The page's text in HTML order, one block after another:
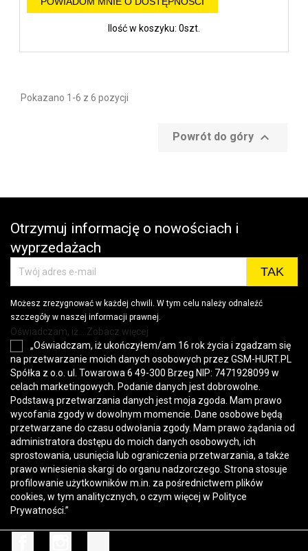
Ilość w koszyku: 0szt.
Pokazano 1-6 z 6 pozycji
Powrót do góry 
Otrzymuj informację o nowościach i
wyprzedażach
Możesz zrezygnować w każdej chwili. W tym celu należy odnaleźć
szczegóły w naszej informacji prawnej.
Oświadczam, iż... Zobacz więcej
„Oświadczam, iż ukończyłem/am 16 rok życia i zgadzam się
na przetwarzanie moich danych osobowych przez GSM-HURT.PL
Spółka z o.o. ul. Towarowa 6 49-300 Brzeg NIP: 7471928099 w
celach marketingowych. Podanie danych jest dobrowolne.
Podstawą przetwarzania danych jest moja zgoda. Mam prawo
wycofania zgody w dowolnym momencie. Dane osobowe będą
przetwarzane do czasu odwołania zgody. Mam prawo żądania od
administratora dostępu do moich danych osobowych, ich
sprostowania, usunięcia lub ograniczenia przetwarzania, a także
prawo wniesienia skargi do organu nadzorczego. Strona stosuje
profilowanie użytkowników m.in. za pośrednictwem plików
cookies, w tym analitycznych, o czym więcej w Polityce
Prywatności.”